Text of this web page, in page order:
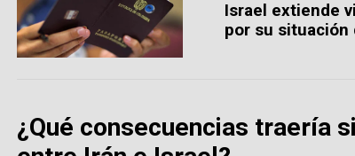
Israel extiende
por su situación
¿Qué consecuencias traería